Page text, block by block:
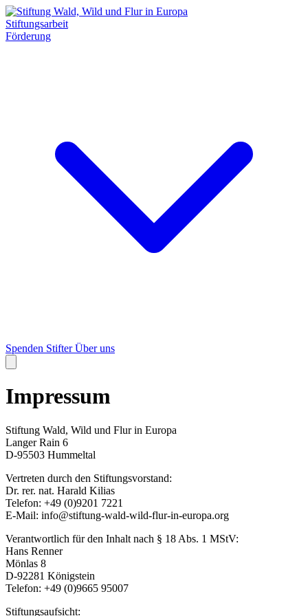
Stiftungsarbeit
Förderung
Spenden StifterÜber uns
Impressum
Stiftung Wald, Wild und Flur in Europa
Langer Rain 6
D-95503 Hummeltal
Vertreten durch den Stiftungsvorstand:
Dr. rer. nat. Harald Kilias
Telefon: +49 (0)9201 7221
E-Mail: info@stiftung-wald-wild-flur-in-europa.org
Verantwortlich für den Inhalt nach § 18 Abs. 1 MStV:
Hans Renner
Mönlas 8
D-92281 Königstein
Telefon: +49 (0)9665 95007
Stiftungsaufsicht: